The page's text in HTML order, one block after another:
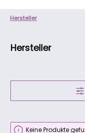
Hersteller
Hersteller
Keine Produkte